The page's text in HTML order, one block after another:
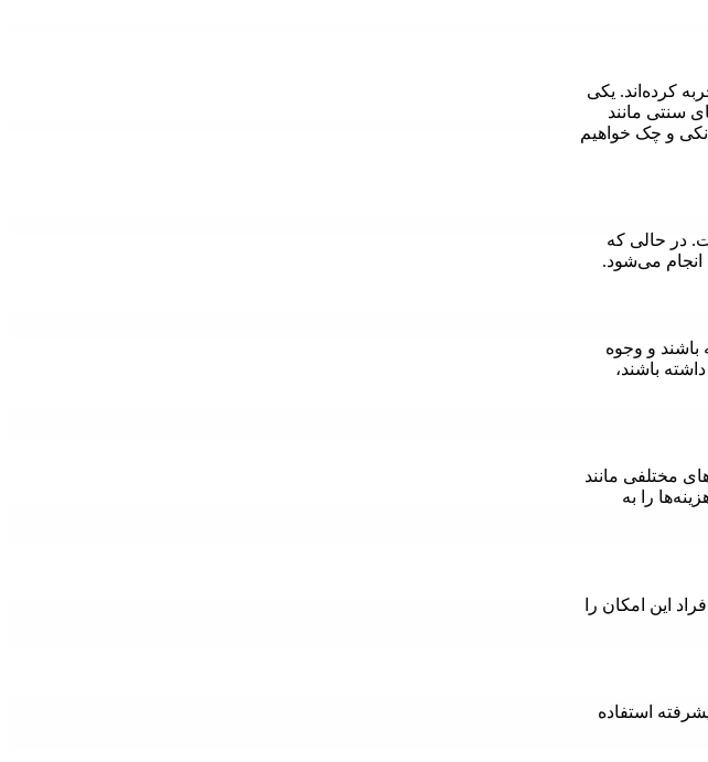
کرده‌اند. یکی
سنتی مانند
و چک خواهیم
در حالی که
انجام می‌شود.
باشند و وجوه
باشند،
مختلفی مانند
را به
این امکان را
استفاده